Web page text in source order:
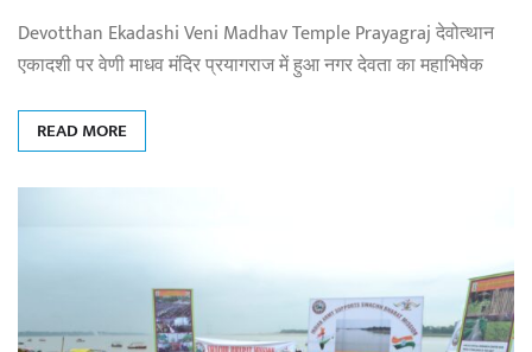
Devotthan Ekadashi Veni Madhav Temple Prayagraj देवोत्थान
एकादशी पर वेणी माधव मंदिर प्रयागराज में हुआ नगर देवता का महाभिषेक
READ MORE